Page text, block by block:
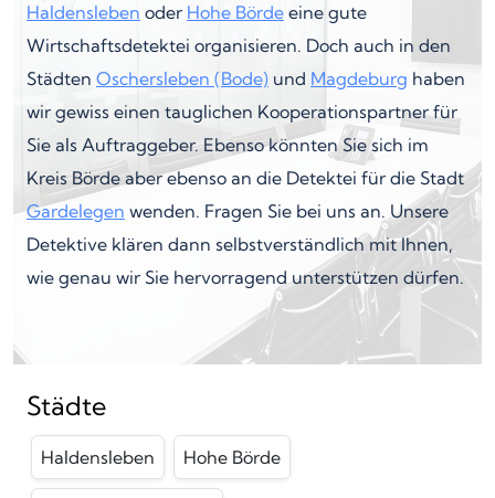
Haldensleben oder Hohe Börde eine gute
Wirtschaftsdetektei organisieren. Doch auch in den
Städten Oschersleben (Bode) und Magdeburg haben
wir gewiss einen tauglichen Kooperationspartner für
Sie als Auftraggeber. Ebenso könnten Sie sich im
Kreis Börde aber ebenso an die Detektei für die Stadt
Gardelegen wenden. Fragen Sie bei uns an. Unsere
Detektive klären dann selbstverständlich mit Ihnen,
wie genau wir Sie hervorragend unterstützen dürfen.
Städte
Haldensleben Hohe Börde